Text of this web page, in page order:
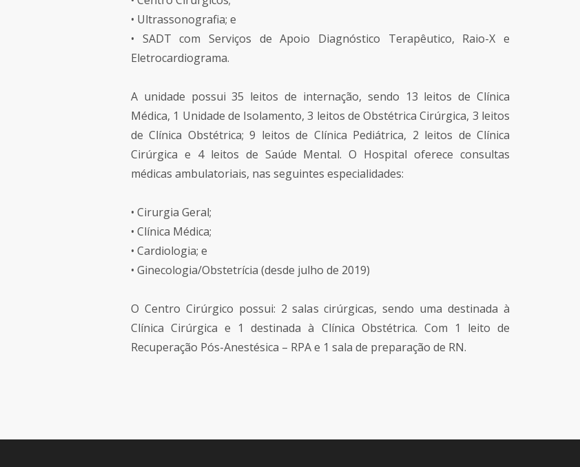
• Ultrassonografia; e
• SADT com Serviços de Apoio Diagnóstico Terapêutico, Raio-X e
Eletrocardiograma.
A unidade possui 35 leitos de internação, sendo 13 leitos de Clínica
Médica, 1 Unidade de Isolamento, 3 leitos de Obstétrica Cirúrgica, 3 leitos
de Clínica Obstétrica; 9 leitos de Clínica Pediátrica, 2 leitos de Clínica
Cirúrgica e 4 leitos de Saúde Mental. O Hospital oferece consultas
médicas ambulatoriais, nas seguintes especialidades:
• Cirurgia Geral;
• Clínica Médica;
• Cardiologia; e
• Ginecologia/Obstetrícia (desde julho de 2019)
O Centro Cirúrgico possui: 2 salas cirúrgicas, sendo uma destinada à
Clínica Cirúrgica e 1 destinada à Clínica Obstétrica. Com 1 leito de
Recuperação Pós-Anestésica – RPA e 1 sala de preparação de RN.